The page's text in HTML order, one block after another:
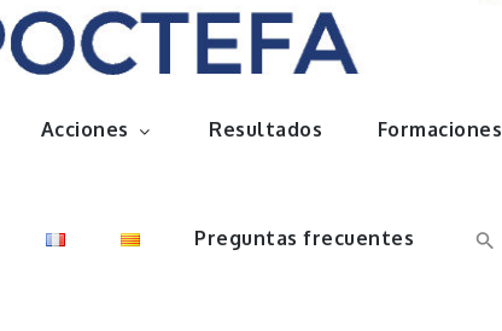
Acciones Resultados Formaciones
Preguntas frecuentes